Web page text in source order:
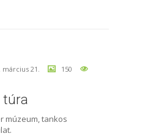
március 21.
150
túra
múzeum, tankos